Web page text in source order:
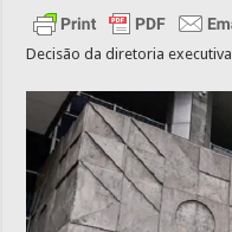
Decisão da diretoria